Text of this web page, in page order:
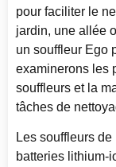
pour faciliter le
jardin, une allée
un souffleur Ego
examinerons les
souffleurs et la
tâches de
Les souffleurs
batteries lithium-